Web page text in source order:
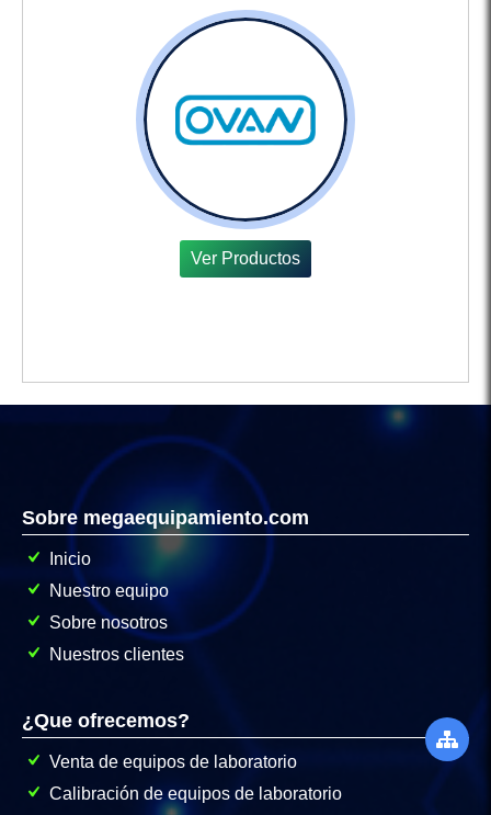
Ver Productos
Sobre megaequipamiento.com
Inicio
Nuestro equipo
Sobre nosotros
Nuestros clientes
¿Que ofrecemos?
Venta de equipos de laboratorio
Calibración de equipos de laboratorio